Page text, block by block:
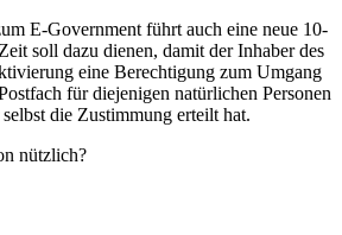
E-Government führt auch eine neue 10-
soll dazu dienen, damit der Inhaber des
eine Berechtigung zum Umgang
für diejenigen natürlichen Personen
die Zustimmung erteilt hat.
nützlich?